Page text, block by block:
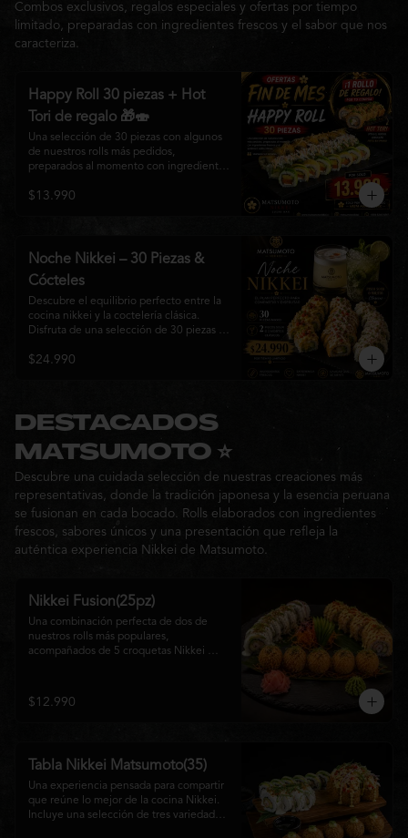
Combos exclusivos, regalos especiales y ofertas por tiempo
limitado, preparadas con ingredientes frescos y el sabor que nos
caracteriza.
Happy Roll 30 piezas + Hot
Tori de regalo 🎁🍣
Una selección de 30 piezas con algunos
de nuestros rolls más pedidos,
preparados al momento con ingredientes
Matsumoto Nikkei. Una promoción
Incluye un Hot Tori de regalo (10 piezas):
crema y cebollín, frito en panko hasta
obtener un dorado perfecto y una
textura irresistible.
$13.990
Noche Nikkei – 30 Piezas &
Cócteles
Descubre el equilibrio perfecto entre la
cocina nikkei y la coctelería clásica.
Disfruta de una selección de 30 piezas
frescos, acompañadas de 2 Pisco Sour o
a Matsumoto Nikkei.
Ideal para: una cita, una salida con
amigos o una noche especial llena de
sabor y buena compañía.
$24.990
DESTACADOS
MATSUMOTO ⭐
Descubre una cuidada selección de nuestras creaciones más
representativas, donde la tradición japonesa y la esencia peruana
se fusionan en cada bocado. Rolls elaborados con ingredientes
frescos, sabores únicos y una presentación que refleja la
auténtica experiencia Nikkei de Matsumoto.
Nikkei Fusion(25pz)
Una combinación perfecta de dos de
nuestros rolls más populares,
acompañados de 5 croquetas Nikkei
cremosa salsa de la casa. Una tabla que
reúne diferentes texturas y sabores, ideal
$12.990
Tabla Nikkei Matsumoto(35)
Una experiencia pensada para compartir
que reúne lo mejor de la cocina Nikkei.
Incluye una selección de tres variedades